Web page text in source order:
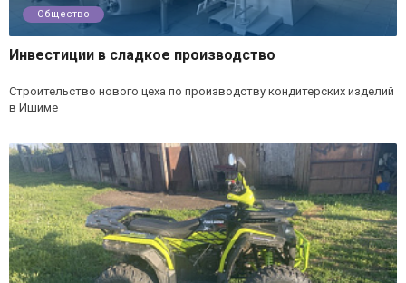
Общество
Инвестиции в сладкое производство
Строительство нового цеха по производству кондитерских изделий
в Ишиме